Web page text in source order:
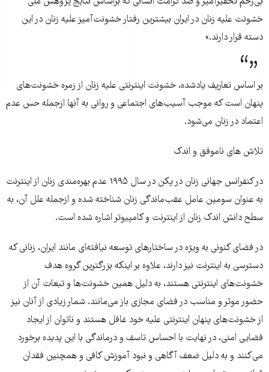
خشونت علیه زنان در ایران بیشترین رفتار خشونت‌آمیز علیه زنان در این
دسته قرار دارند.»
بر اساس تعاریف یادشده، خشونت اینترنتی علیه زنان از زمره خشونت‌های
پنهان است که موجب آسیب‌های اجتماعی و روانی به آنها ازجمله حس عدم
اعتماد در زنان می‌شود.
تلاش های ناموفق و اندک
در کنفرانس جهانی زنان در پکن در سال ۱۹۹۵ عدم بهره‌مندی زنان از اینترنت
به عنوان سومین عامل عقب‌ماندگی زنان شناخته شده و ازجمله علل آن، به
سطح دانش اندک زنان از اینترنت و کامپیوتر اشاره شده است.
در فضای كنونی به ویژه در ساختارهای توسعه نیافته‌ای مانند ایران، زنانی كه
دسترسی به اینترنت نیز دارند، علاوه بر اینكه بزرگترین گروه هدف
خشونت‌های اینترنتی هستند، به دلیل همین خشونت‌ها و تبعات آن از
حضور موثر و مناسب در فضای مجازی باز می‌مانند. شمار زیادی از آنان نیز
از خشونت‌های پنهان اینترنتی علیه خود غافل هستند و ناتوان از ایجاد
فضایی امنی، در نهایت با احساس تاسف و درماندگی با این پدیده برخورد
می‌كنند و به دلیل ضعف آگاهی و نبود آموزش كافی و همچنین فقدان